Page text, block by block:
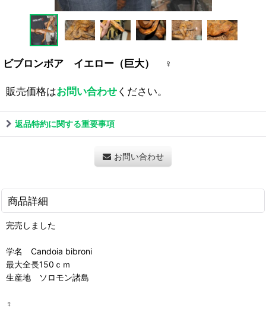
ビブロンボア イエロー（巨大） ♀
販売価格はお問い合わせください。
返品特約に関する重要事項
お問い合わせ
商品詳細
完売しました
学名 Candoia bibroni
最大全長150ｃｍ
生産地 ソロモン諸島
♀